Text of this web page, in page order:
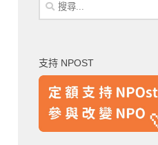
尋
字:
支持 NPOST